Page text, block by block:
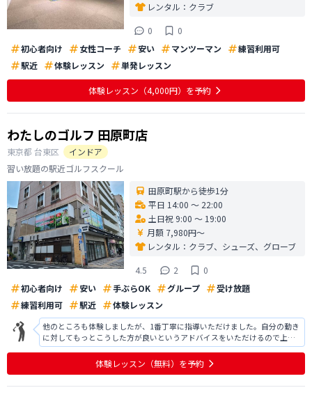
レンタル： クラブ
0
0
初心者向け
女性コーチ 安い マンツーマン
練習利用可
駅近
体験レッスン 単発レッスン
体験レッスン （4,000円） を予約
わたしのゴルフ 田原町店
東京都 台東区
インドア
習い放題の駅近ゴルフスクール
田原町駅から徒歩1分
平日 14:00 〜 22:00
土日祝 9:00 〜 19:00
月額 7,980円〜
レンタル： クラブ、シューズ、グローブ
4.5
2
0
初心者向け
安い 手ぶらOK グループ
受け放題
練習利用可
駅近 体験レッスン
他のところも体験しましたが、1番丁寧に指導いただけました。自分の動き
に対してもっとこうした方が良いというアドバイスをいただけるので上手
くなれるイメージが持てました。 また入会したらどのようなステップで学
んでいくのかな説明や利用できるサービスについても細かく教えていただ
くことができたので不安なく入会を
体験レッスン （無料） を予約